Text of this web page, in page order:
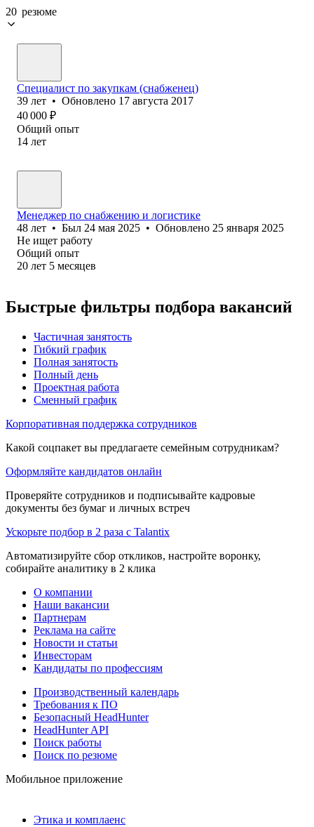
20 резюме
Специалист по закупкам (снабженец)
39 лет • Обновлено 17 августа 2017
40 000 ₽
Общий опыт
14 лет
Менеджер по снабжению и логистике
48 лет • Был 24 мая 2025 • Обновлено 25 января 2025
Не ищет работу
Общий опыт
20 лет 5 месяцев
Быстрые фильтры подбора вакансий
Частичная занятость
Гибкий график
Полная занятость
Полный день
Проектная работа
Сменный график
Корпоративная поддержка сотрудников
Какой соцпакет вы предлагаете семейным сотрудникам?
Оформляйте кандидатов онлайн
Проверяйте сотрудников и подписывайте кадровые
документы без бумаг и личных встреч
Ускорьте подбор в 2 раза с Talantix
Автоматизируйте сбор откликов, настройте воронку,
собирайте аналитику в 2 клика
О компании
Наши вакансии
Партнерам
Реклама на сайте
Новости и статьи
Инвесторам
Кандидаты по профессиям
Производственный календарь
Требования к ПО
Безопасный HeadHunter
HeadHunter API
Поиск работы
Поиск по резюме
Мобильное приложение
Этика и комплаенс